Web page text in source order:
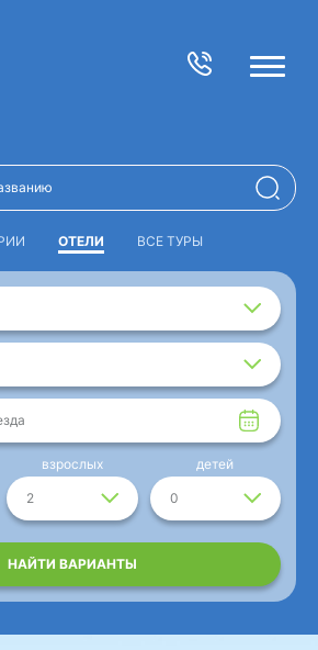
ОТЕЛИ ВСЕ ТУРЫ
2
взрослых
0
детей
НАЙТИ ВАРИАНТЫ